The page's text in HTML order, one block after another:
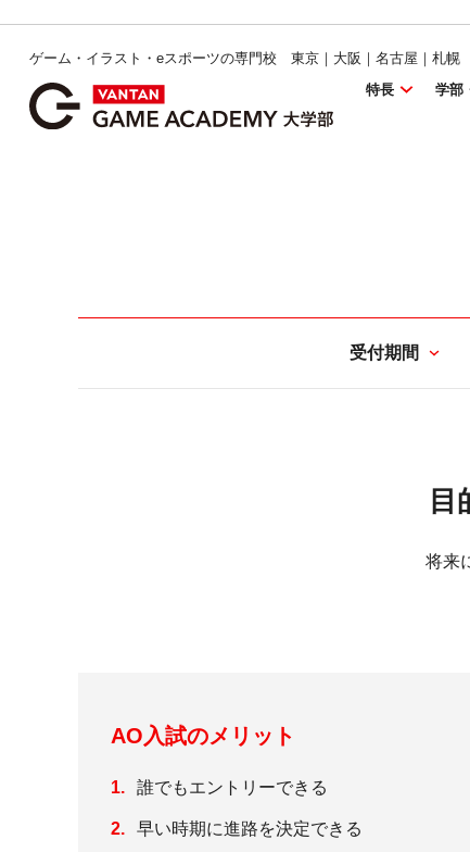
ゲーム・イラスト・eスポーツの専門校 東京｜大阪｜名古屋｜札幌
特長
学部
受付期間
目
将来
AO入試のメリット
誰でもエントリーできる
早い時期に進路を決定できる